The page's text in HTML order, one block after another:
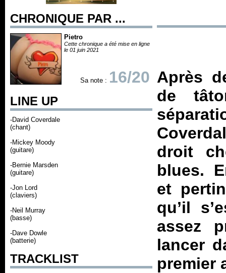
CHRONIQUE PAR ...
Pietro
Cette chronique a été mise en ligne
le 01 juin 2021
Sa note : 16/20
LINE UP
-David Coverdale
(chant)
-Mickey Moody
(guitare)
-Bernie Marsden
(guitare)
-Jon Lord
(claviers)
-Neil Murray
(basse)
-Dave Dowle
(batterie)
TRACKLIST
Après
de
droit
blues.
et
qu’il
assez
lancer
premier